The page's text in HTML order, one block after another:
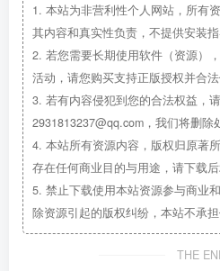
1. 本站为非营利性个人网站，所有
其内容和真实性负责，不提供安装指
2. 若您需要长期使用软件（资源）
活动，请您购买支持正版授权并合法
3. 若有内容侵犯到您的合法权益，
2931813237@qq.com，我们将删除
4. 本站所有资源内容，版权归原著
存在任何商业目的与用途，请下载
5. 禁止下载使用本站资源参与商业
除资源引起的版权纠纷，本站不承
THE